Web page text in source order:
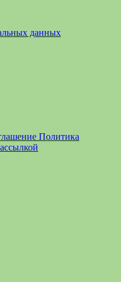
данных
Политика